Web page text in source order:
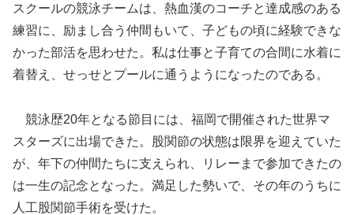
スクールの競泳チームは、熱血漢のコーチと達成感のある
練習に、励まし合う仲間もいて、子どもの頃に経験できな
かった部活を思わせた。私は仕事と子育ての合間に水着に
着替え、せっせとプールに通うようになったのである。
競泳歴20年となる節目には、福岡で開催された世界マ
スターズに出場できた。股関節の状態は限界を迎えていた
が、年下の仲間たちに支えられ、リレーまで参加できたの
は一生の記念となった。満足した勢いで、その年のうちに
人工股関節手術を受けた。